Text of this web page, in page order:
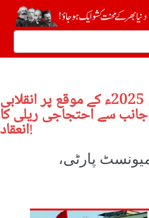
کراچی: یوم مئی 2025ء کے موقع پر انقلابی
سے احتجاجی ریلی کا
انعقاد!
پارٹی،